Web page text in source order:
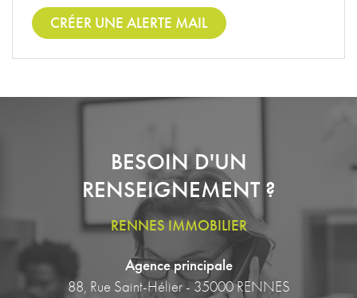
CRÉER UNE ALERTE MAIL
BESOIN D'UN
RENSEIGNEMENT ?
RENNES IMMOBILIER
Agence principale
88, Rue Saint-Hélier - 35000 RENNES